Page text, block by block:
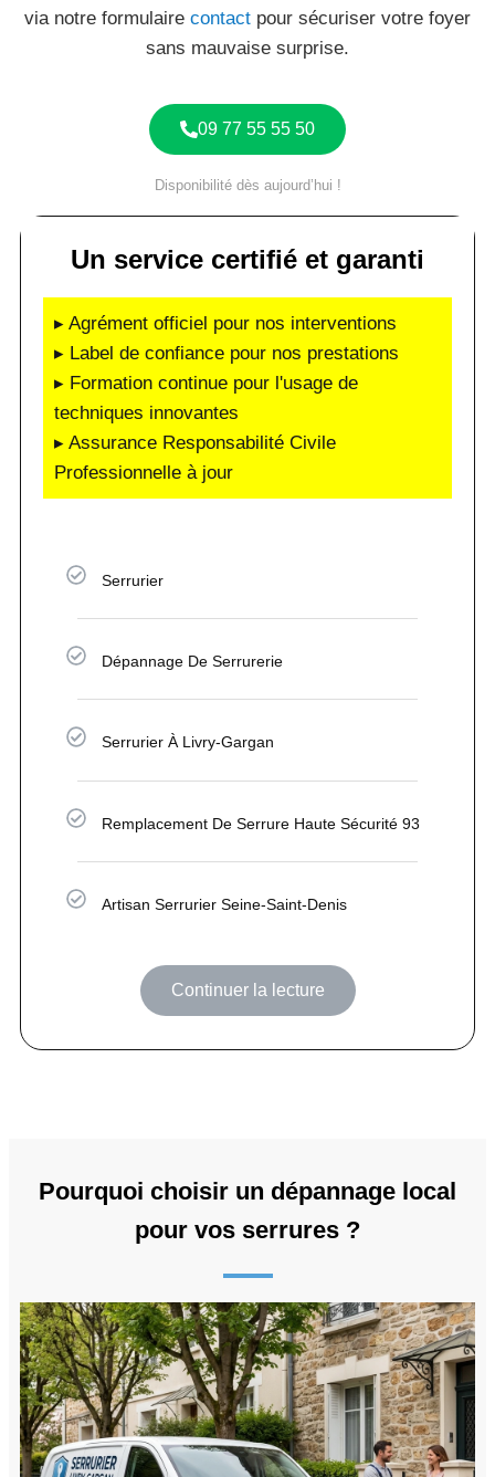
via notre formulaire contact pour sécuriser votre foyer
sans mauvaise surprise.
09 77 55 55 50
Disponibilité dès aujourd’hui !
Un service certifié et garanti
▸ Agrément officiel pour nos interventions
▸ Label de confiance pour nos prestations
▸ Formation continue pour l'usage de
techniques innovantes
▸ Assurance Responsabilité Civile
Professionnelle à jour
Serrurier
Dépannage De Serrurerie
Serrurier À Livry-Gargan
Remplacement De Serrure Haute Sécurité 93
Artisan Serrurier Seine-Saint-Denis
Continuer la lecture
Pourquoi choisir un dépannage local
pour vos serrures ?